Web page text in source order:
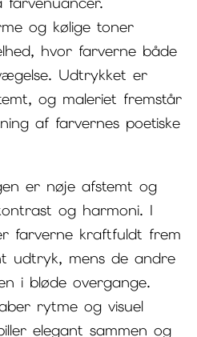
og kølige toner
hvor farverne både
Udtrykket er
og maleriet fremstår
af farvernes poetiske
er nøje afstemt og
og harmoni. I
farverne kraftfuldt frem
udtryk, mens de andre
i bløde overgange.
rytme og visuel
elegant sammen og